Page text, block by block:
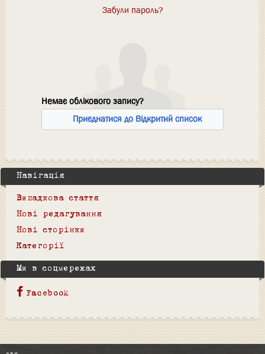
Забули пароль?
Немає облікового запису?
Приєднатися до Відкритий список
Навігація
Випадкова стаття
Нові редагування
Нові сторінки
Категорії
Ми в соцмережах
Facebook